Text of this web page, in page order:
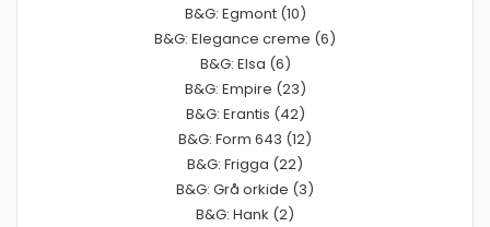
B&G: Egmont (10)
B&G: Elegance creme (6)
B&G: Elsa (6)
B&G: Empire (23)
B&G: Erantis (42)
B&G: Form 643 (12)
B&G: Frigga (22)
B&G: Grå orkide (3)
B&G: Hank (2)